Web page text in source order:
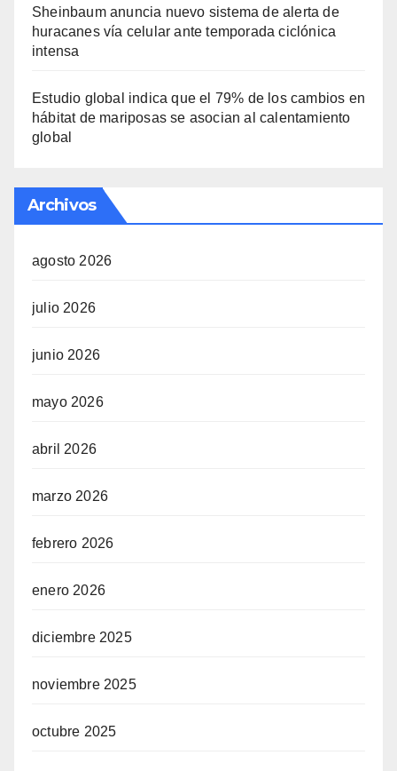
Sheinbaum anuncia nuevo sistema de alerta de
huracanes vía celular ante temporada ciclónica
intensa
Estudio global indica que el 79% de los cambios en
hábitat de mariposas se asocian al calentamiento
global
Archivos
agosto 2026
julio 2026
junio 2026
mayo 2026
abril 2026
marzo 2026
febrero 2026
enero 2026
diciembre 2025
noviembre 2025
octubre 2025